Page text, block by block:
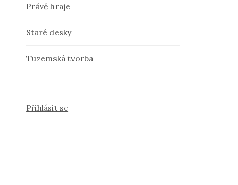
Právě hraje
Staré desky
Tuzemská tvorba
Přihlásit se